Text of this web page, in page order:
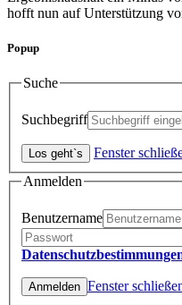
hofft nun auf Unterstützung
Popup
Suche
Suchbegriff
Fenster
Anmelden
Benutzername
Fenster